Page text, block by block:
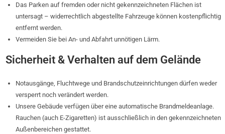
Das Parken auf fremden oder nicht gekennzeichneten Flächen ist
untersagt – widerrechtlich abgestellte Fahrzeuge können kostenpflichtig
entfernt werden.
Vermeiden Sie bei An- und Abfahrt unnötigen Lärm.
Sicherheit & Verhalten auf dem Gelände
Notausgänge, Fluchtwege und Brandschutzeinrichtungen dürfen weder
versperrt noch verändert werden.
Unsere Gebäude verfügen über eine automatische Brandmeldeanlage.
Rauchen (auch E-Zigaretten) ist ausschließlich in den gekennzeichneten
Außenbereichen gestattet.